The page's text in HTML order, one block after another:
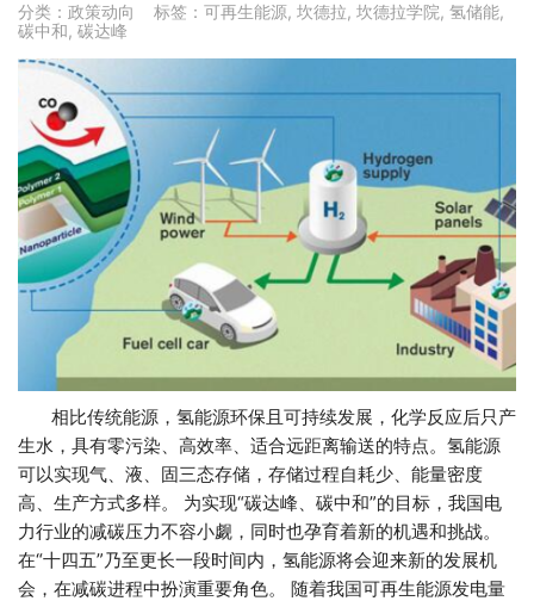
分类： 政策动向 标签： 可再生能源, 坎德拉, 坎德拉学院, 氢储能,
碳中和, 碳达峰
相比传统能源，氢能源环保且可持续发展，化学反应后只产
生水，具有零污染、高效率、适合远距离输送的特点。氢能源
可以实现气、液、固三态存储，存储过程自耗少、能量密度
高、生产方式多样。 为实现“碳达峰、碳中和”的目标，我国电
力行业的减碳压力不容小觑，同时也孕育着新的机遇和挑战。
在“十四五”乃至更长一段时间内，氢能源将会迎来新的发展机
会，在减碳进程中扮演重要角色。 随着我国可再生能源发电量